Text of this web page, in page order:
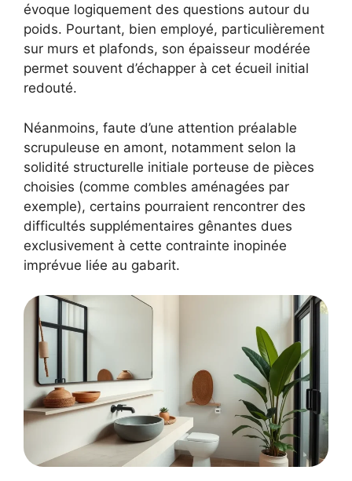
évoque logiquement des questions autour du
poids. Pourtant, bien employé, particulièrement
sur murs et plafonds, son épaisseur modérée
permet souvent d’échapper à cet écueil initial
redouté.
Néanmoins, faute d’une attention préalable
scrupuleuse en amont, notamment selon la
solidité structurelle initiale porteuse de pièces
choisies (comme combles aménagées par
exemple), certains pourraient rencontrer des
difficultés supplémentaires gênantes dues
exclusivement à cette contrainte inopinée
imprévue liée au gabarit.